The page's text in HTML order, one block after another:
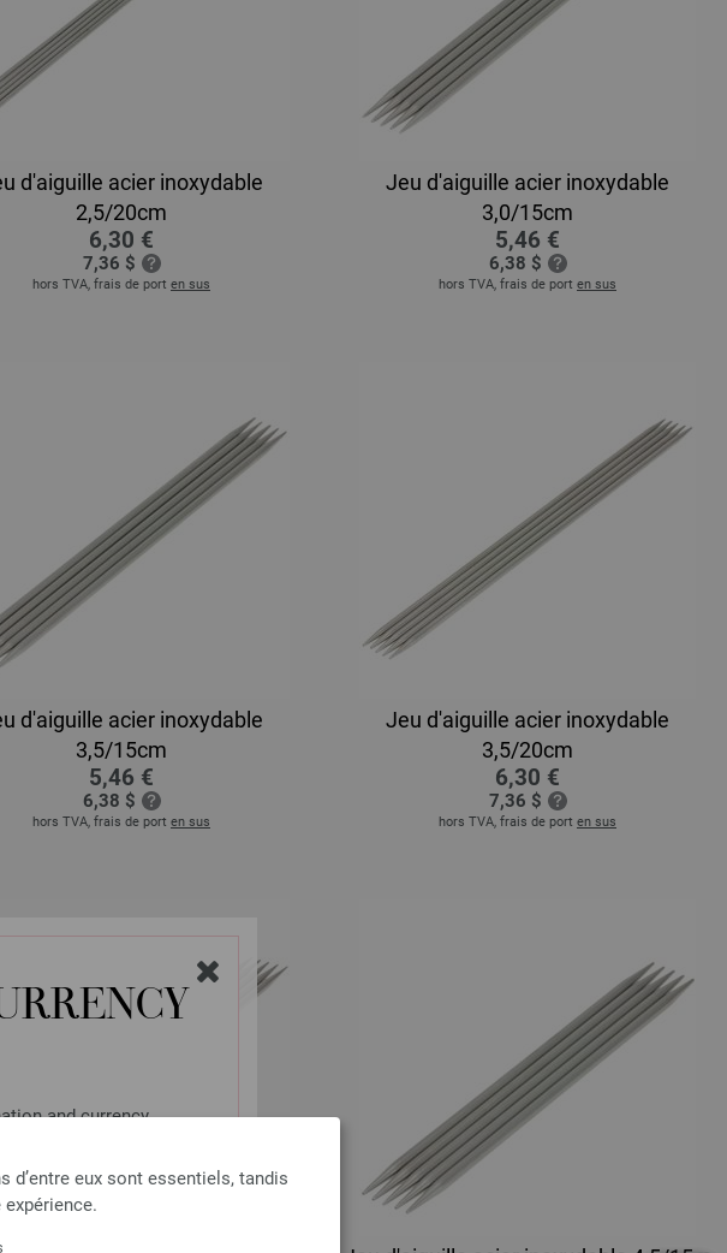
and currency.
eux sont essentiels, tandis
d'aiguille acier inoxydable
2,5/20cm
6,30 €
7,36 $
hors TVA, frais de port en sus
Jeu d'aiguille acier inoxydable
3,0/15cm
5,46 €
6,38 $
hors TVA, frais de port en sus
d'aiguille acier inoxydable
3,5/15cm
5,46 €
6,38 $
hors TVA, frais de port en sus
Jeu d'aiguille acier inoxydable
3,5/20cm
6,30 €
7,36 $
hors TVA, frais de port en sus